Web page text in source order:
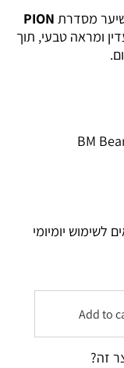
מסדרת PION
ומראה טבעי, תוך
לשימוש יומיומי
זה?